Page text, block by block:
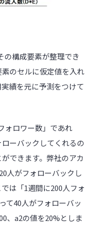
の構成要素が整理でき
のセルに仮定値を入れ
績を元に予測をつけて
ォロワー数」であれ
ーバックしてくれるの
できます。弊社のアカ
人がフォローバックし
は「1週間に200人フォ
て40人がフォローバッ
、a2の値を20%としま